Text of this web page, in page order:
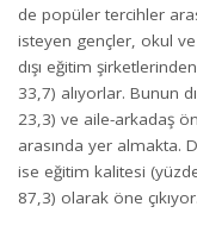
de popüler tercihler
isteyen gençler, okul
dışı eğitim
33,7) alıyorlar. Bunun
23,3) ve aile-arkadaş
arasında yer almakta.
ise eğitim kalitesi
87,3) olarak öne çıkıyor.